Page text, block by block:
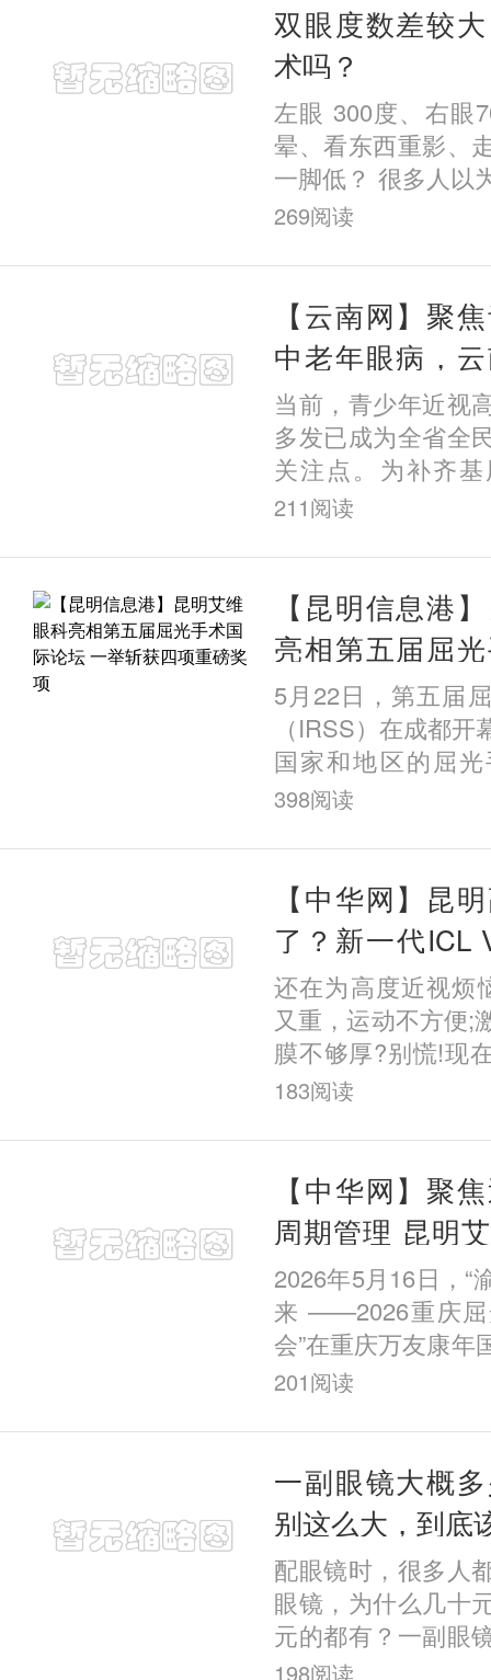
双眼度数差较
术吗？
左眼 300度、右眼
晕、看东西重影、
一脚低？ 很多人以
大 =不能做近视手
视手术
269阅读
【云南网】聚
中老年眼病，
院深耕基层护健
当前，青少年近视
多发已成为全省全
关注点。为补齐
板，近日，云南艾
龄段
211阅读
【昆明信息港
亮相第五届屈
一举斩获四项重
5月22日，第五届
（IRSS）在成都
国家和地区的屈
堂，围绕全飞秒技
交流。昆
398阅读
【中华网】昆
了？新一代ICL
多牛？深度解析
还在为高度近视烦
又重，运动不方便;
膜不够厚?别慌!现
更安全的选择
里戴了一副“超
183阅读
【中华网】聚
周期管理 昆明
院长在重庆屈
题报告
2026年5月16日，“
来 ——2026重庆屈
会”在重庆万友康年
幕。本次会议汇聚
应用
201阅读
一副眼镜大概
别这么大，到底
配眼镜时，很多人
眼镜，为什么几十
元的都有？一副眼
合理？其实眼镜
198阅读